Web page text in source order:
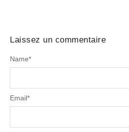
Laissez un commentaire
Name*
Email*